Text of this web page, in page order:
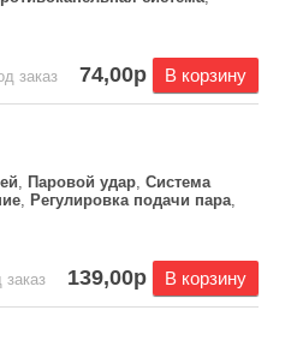
заказ 74,00р В корзину
, Паровой удар, Система
, Регулировка подачи пара,
заказ 139,00р В корзину